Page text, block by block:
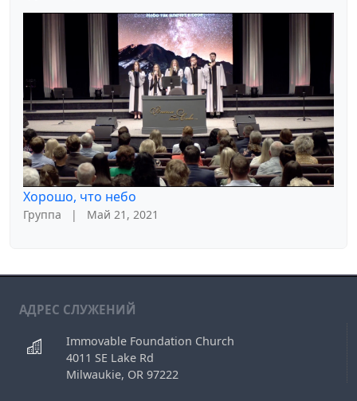
Хорошо, что небо
Группа | Май 21, 2021
АДРЕС СЛУЖЕНИЙ
Immovable Foundation Church
4011 SE Lake Rd
Milwaukie, OR 97222